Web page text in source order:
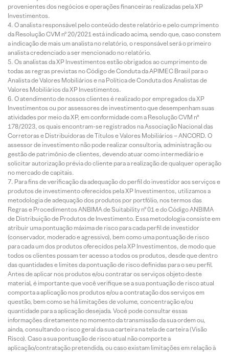
provenientes dos negócios e operações financeiras realizadas pela XP
Investimentos.
O analista responsável pelo conteúdo deste relatório e pelo cumprimento
da Resolução CVM nº 20/2021 está indicado acima, sendo que, caso constem
a indicação de mais um analista no relatório, o responsável será o primeiro
analista credenciado a ser mencionado no relatório.
Os analistas da XP Investimentos estão obrigados ao cumprimento de
todas as regras previstas no Código de Conduta da APIMEC Brasil para o
Analista de Valores Mobiliários e na Política de Conduta dos Analistas de
Valores Mobiliários da XP Investimentos.
O atendimento de nossos clientes é realizado por empregados da XP
Investimentos ou por assessores de investimento que desempenham suas
atividades por meio da XP, em conformidade com a Resolução CVM nº
178/2023, os quais encontram-se registrados na Associação Nacional das
Corretoras e Distribuidoras de Títulos e Valores Mobiliários – ANCORD. O
assessor de investimento não pode realizar consultoria, administração ou
gestão de patrimônio de clientes, devendo atuar como intermediário e
solicitar autorização prévia do cliente para a realização de qualquer operação
no mercado de capitais.
Para fins de verificação da adequação do perfil do investidor aos serviços e
produtos de investimento oferecidos pela XP Investimentos, utilizamos a
metodologia de adequação dos produtos por portfólio, nos termos das
Regras e Procedimentos ANBIMA de Suitability nº 01 e do Código ANBIMA
de Distribuição de Produtos de Investimento. Essa metodologia consiste em
atribuir uma pontuação máxima de risco para cada perfil de investidor
(conservador, moderado e agressivo), bem como uma pontuação de risco
para cada um dos produtos oferecidos pela XP Investimentos, de modo que
todos os clientes possam ter acesso a todos os produtos, desde que dentro
das quantidades e limites da pontuação de risco definidas para o seu perfil.
Antes de aplicar nos produtos e/ou contratar os serviços objeto deste
material, é importante que você verifique se a sua pontuação de risco atual
comporta a aplicação nos produtos e/ou a contratação dos serviços em
questão, bem como se há limitações de volume, concentração e/ou
quantidade para a aplicação desejada. Você pode consultar essas
informações diretamente no momento da transmissão da sua ordem ou,
ainda, consultando o risco geral da sua carteira na tela de carteira (Visão
Risco). Caso a sua pontuação de risco atual não comporte a
aplicação/contratação pretendida, ou caso existam limitações em relação à